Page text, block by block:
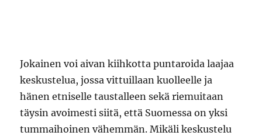
Jokainen voi aivan kiihkotta puntaroida laajaa
keskustelua, jossa vittuillaan kuolleelle ja
hänen etniselle taustalleen sekä riemuitaan
täysin avoimesti siitä, että Suomessa on yksi
tummaihoinen vähemmän. Mikäli keskustelu